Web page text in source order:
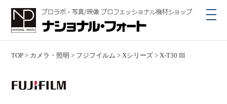
TOP > カメラ・照明 > フジフイルム > Xシリーズ > X-T30 III